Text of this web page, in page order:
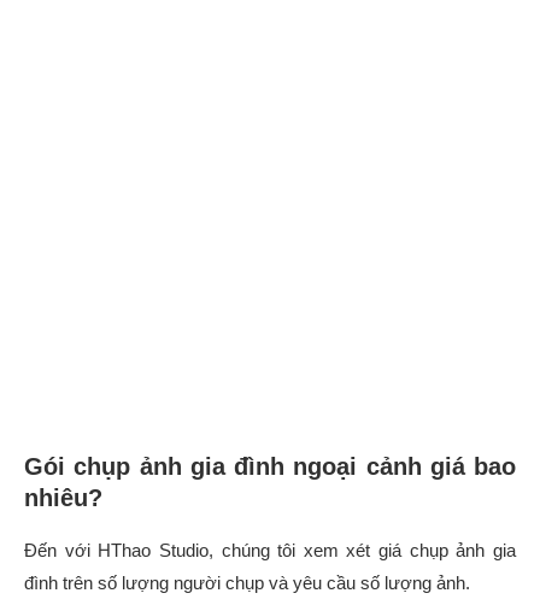
Gói chụp ảnh gia đình ngoại cảnh giá bao
nhiêu?
Đến với HThao Studio, chúng tôi xem xét giá chụp ảnh gia
đình trên số lượng người chụp và yêu cầu số lượng ảnh.